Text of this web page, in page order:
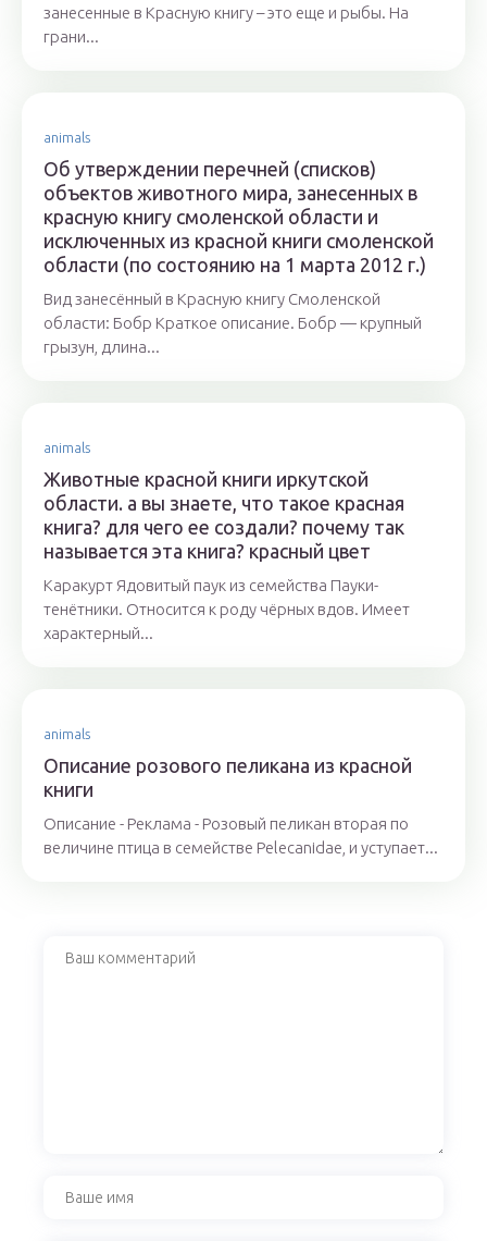
занесенные в Красную книгу – это еще и рыбы. На
грани...
animals
Об утверждении перечней (списков)
объектов животного мира, занесенных в
красную книгу смоленской области и
исключенных из красной книги смоленской
области (по состоянию на 1 марта 2012 г.)
Вид занесённый в Красную книгу Смоленской
области: Бобр Краткое описание. Бобр — крупный
грызун, длина...
animals
Животные красной книги иркутской
области. а вы знаете, что такое красная
книга? для чего ее создали? почему так
называется эта книга? красный цвет
Каракурт Ядовитый паук из семейства Пауки-
тенётники. Относится к роду чёрных вдов. Имеет
характерный...
animals
Описание розового пеликана из красной
книги
Описание - Реклама - Розовый пеликан вторая по
величине птица в семействе Pelecanidae, и уступает...